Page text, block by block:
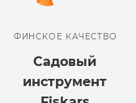
ФИНСКОЕ КАЧЕСТВО
Садовый
инструмент